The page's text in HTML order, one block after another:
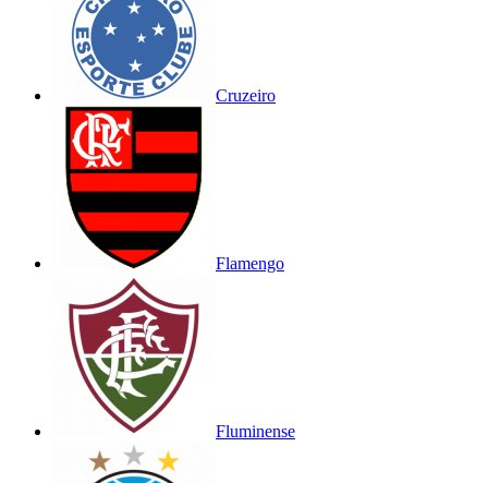
Cruzeiro
Flamengo
Fluminense